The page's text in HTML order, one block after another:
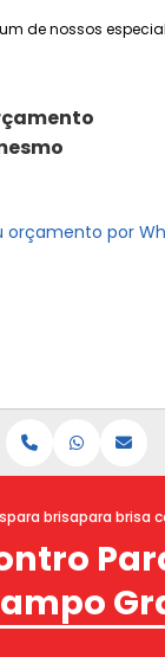
de nossos
orçamento por
para brisapara brisa